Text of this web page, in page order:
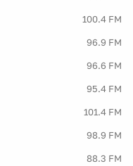
100.4 FM
96.9 FM
96.6 FM
95.4 FM
101.4 FM
98.9 FM
88.3 FM